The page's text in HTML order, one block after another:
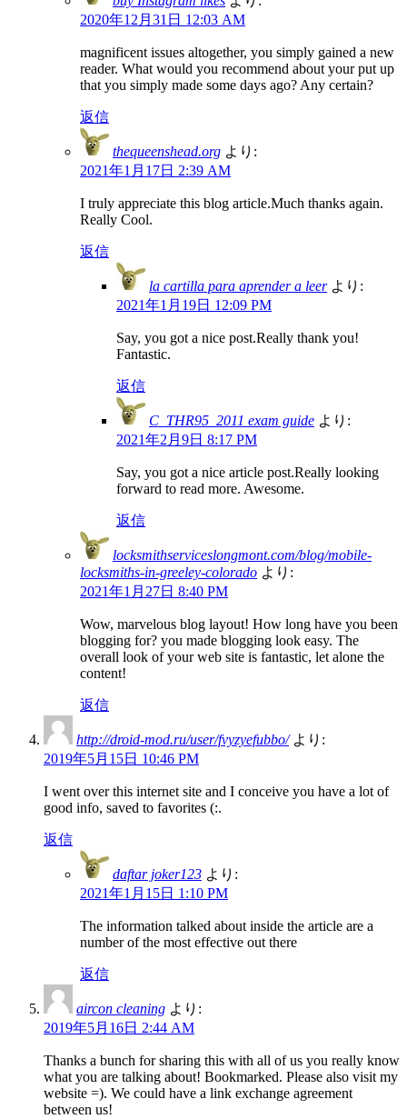
2020年12月31日 12:03 AM
magnificent issues altogether, you simply gained a new
reader. What would you recommend about your put up
that you simply made some days ago? Any certain?
返信
thequeenshead.org より:
2021年1月17日 2:39 AM
I truly appreciate this blog article.Much thanks again.
Really Cool.
返信
la cartilla para aprender a leer より:
2021年1月19日 12:09 PM
Say, you got a nice post.Really thank you!
Fantastic.
返信
C_THR95_2011 exam guide より:
2021年2月9日 8:17 PM
Say, you got a nice article post.Really looking
forward to read more. Awesome.
返信
locksmithserviceslongmont.com/blog/mobile-
locksmiths-in-greeley-colorado より:
2021年1月27日 8:40 PM
Wow, marvelous blog layout! How long have you been
blogging for? you made blogging look easy. The
overall look of your web site is fantastic, let alone the
content!
返信
http://droid-mod.ru/user/fvyzyefubbo/ より:
2019年5月15日 10:46 PM
I went over this internet site and I conceive you have a lot of
good info, saved to favorites (:.
返信
daftar joker123 より:
2021年1月15日 1:10 PM
The information talked about inside the article are a
number of the most effective out there
返信
aircon cleaning より:
2019年5月16日 2:44 AM
Thanks a bunch for sharing this with all of us you really know
what you are talking about! Bookmarked. Please also visit my
website =). We could have a link exchange agreement
between us!